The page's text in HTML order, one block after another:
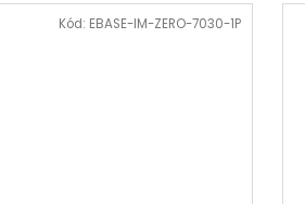
Kód: EBASE-IM-ZERO-7030-1P